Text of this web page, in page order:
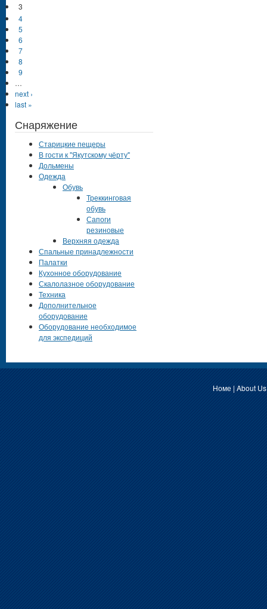
3
4
5
6
7
8
9
…
next ›
last »
Снаряжение
Старицкие пещеры
В гости к "Якутскому чёрту"
Дольмены
Одежда
Обувь
Треккинговая
обувь
Сапоги
резиновые
Верхняя одежда
Спальные принадлежности
Палатки
Кухонное оборудование
Скалолазное оборудование
Техника
Дополнительное
оборудование
Оборудование необходимое
для экспедиций
Номе| About Us